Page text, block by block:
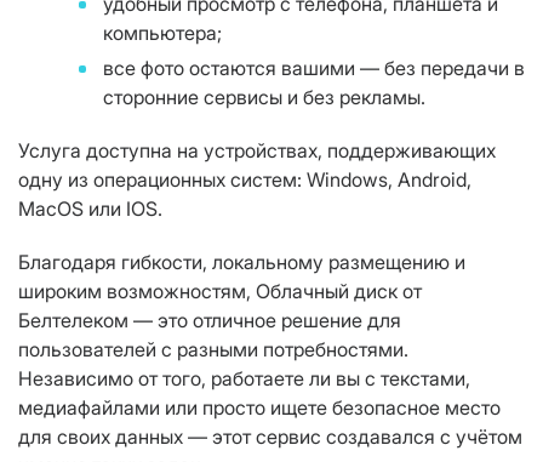
компьютера;
все фото остаются вашими — без передачи в
сторонние сервисы и без рекламы.
Услуга доступна на устройствах, поддерживающих
одну из операционных систем: Windows, Android,
MacOS или IOS.
Благодаря гибкости, локальному размещению и
широким возможностям, Облачный диск от
Белтелеком — это отличное решение для
пользователей с разными потребностями.
Независимо от того, работаете ли вы с текстами,
медиафайлами или просто ищете безопасное место
для своих данных — этот сервис создавался с учётом